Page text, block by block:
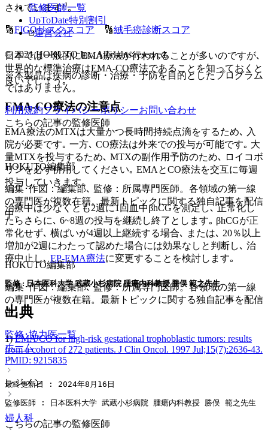
監修医師一覧
UpToDate特別割引
運営会社
© 2021 HOKUTO Inc. All rights reserved.
※本製品は疾病の診断・治療・予防を目的としたプログラム
ではありません。
利用規約プライバシーポリシーお問い合わせ
こちらの記事の監修医師
HOKUTO編集部
編集･作図：編集部､ 監修：所属専門医師。各領域の第一線
の専門医が複数在籍。最新トピックに関する独自記事を配信
中。
HOKUTO編集部
編集･作図：編集部､ 監修：所属専門医師。各領域の第一線
の専門医が複数在籍。最新トピックに関する独自記事を配信
中。
監修･協力医一覧
ホーム
レジメン
婦人科
されています¹⁾｡
🔢FIGOリスクスコア 🔢絨毛癌診断スコア
日本では一般的にEMA療法が行われることが多いのですが､
世界的な標準治療はEMA-CO療法であることを知っておくと
良いでしょう｡
EMA-CO療法の注意点
EMA療法のMTXは大量かつ長時間持続点滴をするため､ 入
院が必要です｡ 一方､ CO療法は外来での投与が可能です｡ 大
量MTXを投与するため､ MTXの副作用予防のため､ ロイコボ
リンを必ず併用してください｡ EMAとCO療法を交互に毎週
投与していきます｡
治療中は少なくとも2週に1回血中βhCGを測定し､ 正常化し
たらさらに､ 6~8週の投与を継続し終了とします｡ βhCGが正
常化せず､ 横ばいが4週以上継続する場合､ または､ 20％以上
増加が2週にわたって認めた場合には効果なしと判断し､ 治
療中止し､EP-EMA療法に変更することを検討します｡
監修 : 日本医科大学 武蔵小杉病院 腫瘍内科教授 勝俣 範之先生
出典
1)EMA/CO for high-risk gestational trophoblastic tumors: results
from a cohort of 272 patients. J Clin Oncol. 1997 Jul;15(7):2636-43.
PMID: 9215835
最終更新日 : 2024年8月16日
監修医師 : 日本医科大学 武蔵小杉病院 腫瘍内科教授 勝俣 範之先生
こちらの記事の監修医師